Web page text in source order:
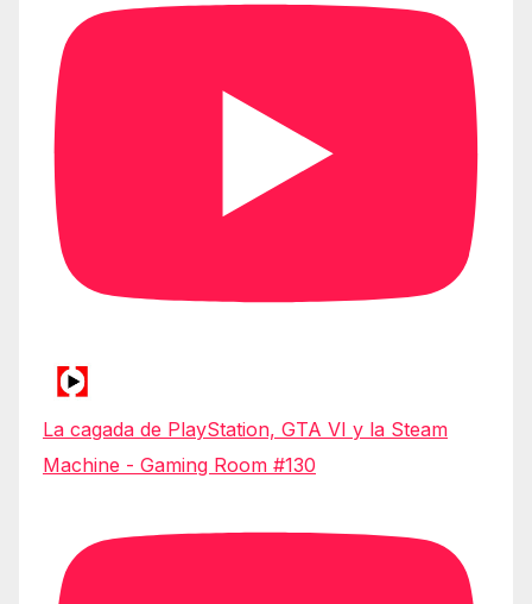
La cagada de PlayStation, GTA VI y la Steam
Machine - Gaming Room #130